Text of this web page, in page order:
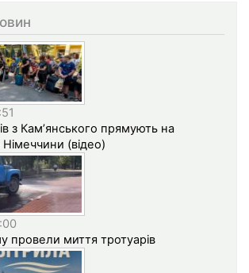
з Кам’янського прямують на
(відео)
провели миття тротуарів